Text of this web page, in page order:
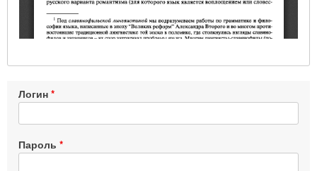
Логин
Пароль